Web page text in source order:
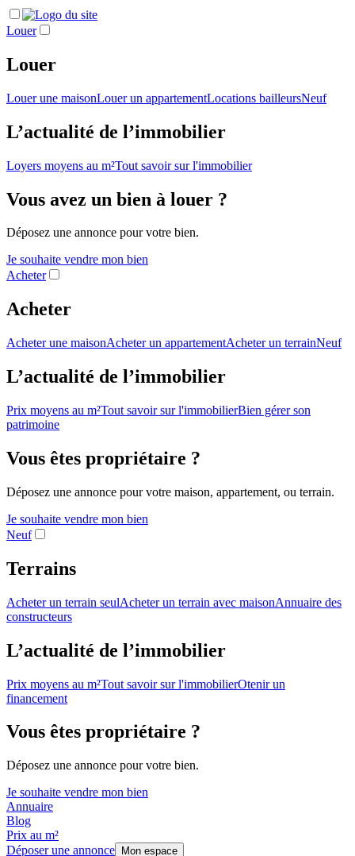
Louer
Louer
Louer une maisonLouer un appartementLocations bailleursNeuf
L’actualité de l’immobilier
Loyers moyens au m²Tout savoir sur l'immobilier
Vous avez un bien à louer ?
Déposez une annonce pour votre bien.
Je souhaite vendre mon bien
Acheter
Acheter
Acheter une maisonAcheter un appartementAcheter un terrainNeuf
L’actualité de l’immobilier
Prix moyens au m²Tout savoir sur l'immobilierBien gérer son
patrimoine
Vous êtes propriétaire ?
Déposez une annonce pour votre maison, appartement, ou terrain.
Je souhaite vendre mon bien
Neuf
Terrains
Acheter un terrain seulAcheter un terrain avec maisonAnnuaire des
constructeurs
L’actualité de l’immobilier
Prix moyens au m²Tout savoir sur l'immobilierOtenir un
financement
Vous êtes propriétaire ?
Déposez une annonce pour votre bien.
Je souhaite vendre mon bien
Annuaire
Blog
Prix au m²
Déposer une annonce
Mon espace